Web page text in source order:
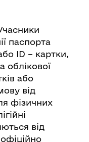
паспорта
ID – картки,
облікової
або
від
фізичних
від